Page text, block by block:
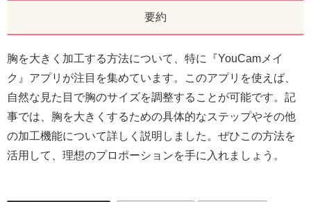
要約
胸を大きく加工する方法について、特に『YouCamメイ
ク』アプリが注目を集めています。このアプリを使えば、
自然な見た目で胸のサイズを調整することが可能です。記
事では、胸を大きくするための具体的なステップやその他
の加工機能について詳しく説明しました。ぜひこの方法を
活用して、理想のプロポーションを手に入れましょう。